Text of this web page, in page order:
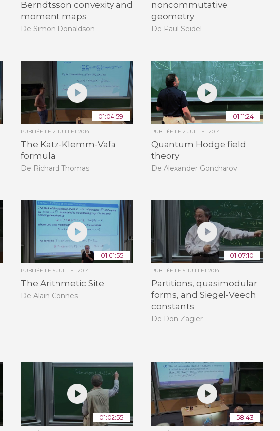
Berndtsson convexity and
moment maps
De Simon Donaldson
noncommutative
geometry
De Paul Seidel
01:04:59
PUBLIÉE LE2 JUILLET 2014
The Katz-Klemm-Vafa
formula
De Richard Thomas
01:11:24
PUBLIÉE LE 2 JUILLET 2014
Quantum Hodge field
theory
De Alexander Goncharov
01:01:55
PUBLIÉE LE5 JUILLET 2014
The Arithmetic Site
De Alain Connes
01:07:10
PUBLIÉE LE 5 JUILLET 2014
Partitions, quasimodular
forms, and Siegel-Veech
constants
De Don Zagier
01:02:55 58:43